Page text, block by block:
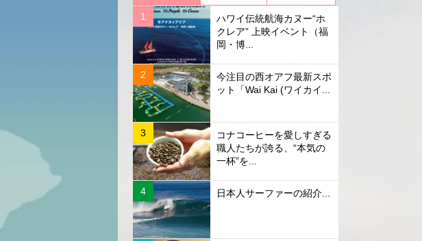
ハワイ伝統航海カヌー“ホ
クレア” 上映イベント（福
岡・博...
今注目の西オアフ最新スポ
ット「Wai Kai (ワイカイ...
コナコーヒーを愛しすぎる
職人たちが誇る、“本気の
一杯”を...
日本人サーファーの紹介...